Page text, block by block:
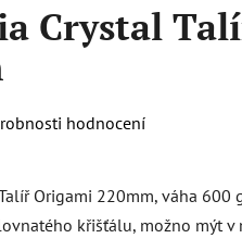
Crystal
hodnocení
Origami 220mm, váha 600
křišťálu, možno mýt v